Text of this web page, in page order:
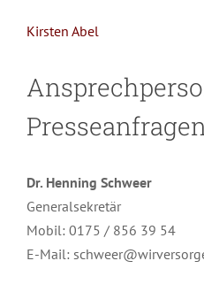
Kirsten Abel
Dr. Henning Schweer
Generalsekretär
Mobil: 0175 / 856 39 54
E-Mail: